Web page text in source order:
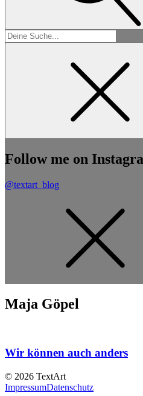
Suchen
nach:
Follow me on
@textart_blog
Maja Göpel
Wir können auch anders
© 2026 TextArt
ImpressumDatenschutz